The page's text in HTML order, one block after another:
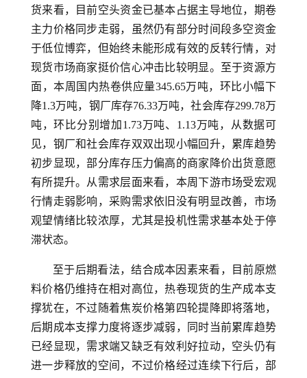
货来看，目前空头资金已基本占据主导地位，期卷
主力价格同步走弱，虽然仍有部分时间段多空资金
于低位博弈，但始终未能形成有效的反转行情，对
现货市场商家挺价信心冲击比较明显。至于资源方
面，本周国内热卷供应量345.65万吨，环比小幅下
降1.3万吨，钢厂库存76.33万吨，社会库存299.78万
吨，环比分别增加1.73万吨、1.13万吨，从数据可
见，钢厂和社会库存双双出现小幅回升，累库趋势
初步显现，部分库存压力偏高的商家降价出货意愿
有所提升。从需求层面来看，本周下游市场受宏观
行情走弱影响，采购需求依旧没有明显改善，市场
观望情绪比较浓厚，尤其是投机性需求基本处于停
滞状态。
至于后期看法，结合成本因素来看，目前原燃
料价格仍维持在相对高位，热卷现货的生产成本支
撑犹在，不过随着焦炭价格第四轮提降即将落地，
后期成本支撑力度将逐步减弱，同时当前累库趋势
已经显现，需求端又缺乏有效利好拉动，空头仍有
进一步释放的空间，不过价格经过连续下行后，部